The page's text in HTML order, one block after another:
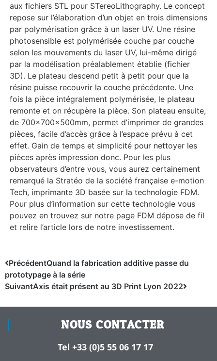
aux fichiers STL pour STereoLithography. Le concept
repose sur l’élaboration d’un objet en trois dimensions
par polymérisation grâce à un laser UV. Une résine
photosensible est polymérisée couche par couche
selon les mouvements du laser UV, lui-même dirigé
par la modélisation préalablement établie (fichier
3D). Le plateau descend petit à petit pour que la
résine puisse recouvrir la couche précédente. Une
fois la pièce intégralement polymérisée, le plateau
remonte et on récupère la pièce. Son plateau ensuite,
de 700x700x500mm, permet d’imprimer de grandes
pièces, facile d’accès grâce à l’espace prévu à cet
effet. Gain de temps et simplicité pour nettoyer les
pièces après impression donc. Pour les plus
observateurs d’entre vous, vous aurez certainement
remarqué la Stratéo de la société française e-motion
Tech, imprimante 3D basée sur la technologie FDM.
Pour plus d’information sur cette technologie vous
pouvez en trouvez sur notre page FDM dépose de fil
et relire l’article lors de notre investissement.
PrécédentQuand la fabrication additive passe du
prototypage à la série
SuivantAxis était présent au 3D Print Lyon 2022
NOUS CONTACTER
Tel +33 (0)5 55 06 17 17